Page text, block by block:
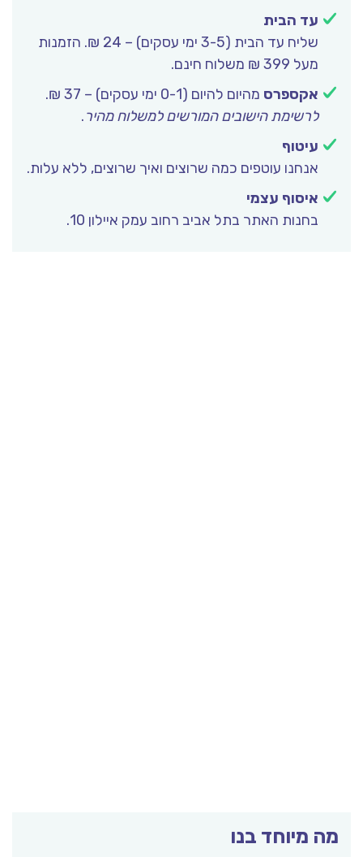
עד הבית
שליח עד הבית (3-5 ימי עסקים) – 24 ₪. הזמנות
מעל 399 ₪ משלוח חינם.
אקספרס מהיום להיום (0-1 ימי עסקים) – 37 ₪.
לרשימת הישובים המורשים למשלוח מהיר.
עיטוף
אנחנו עוטפים כמה שרוצים ואיך שרוצים, ללא עלות.
איסוף עצמי
בחנות האתר בתל אביב רחוב עמק איילון 10.
מה מיוחד בנו